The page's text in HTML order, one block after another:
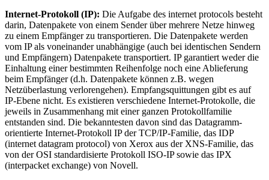
Internet-Protokoll (IP): Die Aufgabe des internet protocols besteht
darin, Datenpakete von einem Sender über mehrere Netze hinweg
zu einem Empfänger zu transportieren. Die Datenpakete werden
vom IP als voneinander unabhängige (auch bei identischen Sendern
und Empfängern) Datenpakete transportiert. IP garantiert weder die
Einhaltung einer bestimmten Reihenfolge noch eine Ablieferung
beim Empfänger (d.h. Datenpakete können z.B. wegen
Netzüberlastung verlorengehen). Empfangsquittungen gibt es auf
IP-Ebene nicht. Es existieren verschiedene Internet-Protokolle, die
jeweils in Zusammenhang mit einer ganzen Protokollfamilie
entstanden sind. Die bekanntesten davon sind das Datagramm-
orientierte Internet-Protokoll IP der TCP/IP-Familie, das IDP
(internet datagram protocol) von Xerox aus der XNS-Familie, das
von der OSI standardisierte Protokoll ISO-IP sowie das IPX
(interpacket exchange) von Novell.